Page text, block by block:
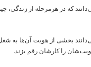
می‌دانند که در هرمرحله از
می‌دانند بخشی از هویت آن‌ها به
را کارشان رقم بزند.